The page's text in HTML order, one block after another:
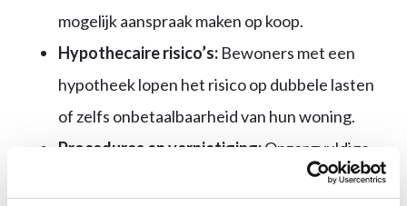
mogelijk aanspraak maken op koop.
Hypothecaire risico’s: Bewoners met een
hypotheek lopen het risico op dubbele lasten
of zelfs onbetaalbaarheid van hun woning.
Procedures en vernietiging:Onzorgvuldige
toepassing van het Didam-arrest kan leiden